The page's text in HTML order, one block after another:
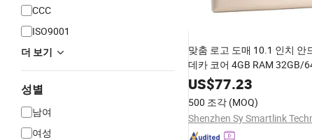
CCC
ISO9001
더 보기
성별
남여
여성
맞춤 로고 도매 10.1 인치 안
데카 코어 4GB RAM 32GB/
5MP+13MP G+G 터치 패널
US$77.23
500 조각 (MOQ)